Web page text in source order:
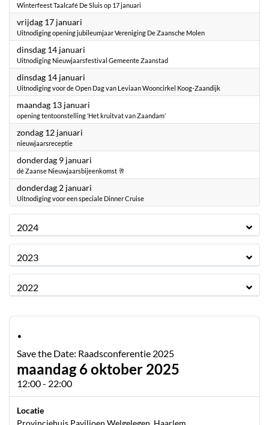
Winterfeest Taalcafé De Sluis op 17 januari
vrijdag 17 januari
Uitnodiging opening jubileumjaar Vereniging De Zaansche Molen
dinsdag 14 januari
Uitnodiging Nieuwjaarsfestival Gemeente Zaanstad
dinsdag 14 januari
Uitnodiging voor de Open Dag van Leviaan Wooncirkel Koog-Zaandijk
maandag 13 januari
opening tentoonstelling ‘Het kruitvat van Zaandam’
zondag 12 januari
nieuwjaarsreceptie
donderdag 9 januari
dé Zaanse Nieuwjaarsbijeenkomst 🥂
donderdag 2 januari
Uitnodiging voor een speciale Dinner Cruise
2024
2023
2022
·
Save the Date: Raadsconferentie 2025
maandag 6 oktober 2025
12:00 - 22:00
Locatie
Provinciehuis Paviljoen Welgelegen, Haarlem